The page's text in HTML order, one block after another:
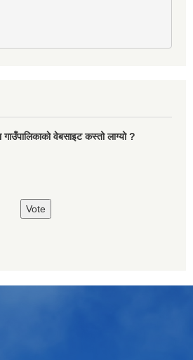
गाउँपालिकाकाे वेबसाइट कस्तो लाग्यो ?